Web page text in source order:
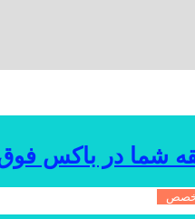
شما در باکس